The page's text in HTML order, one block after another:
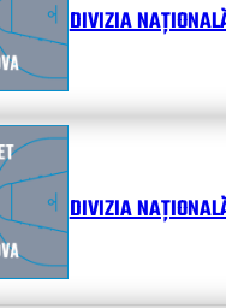
DIVIZIA
DIVIZIA